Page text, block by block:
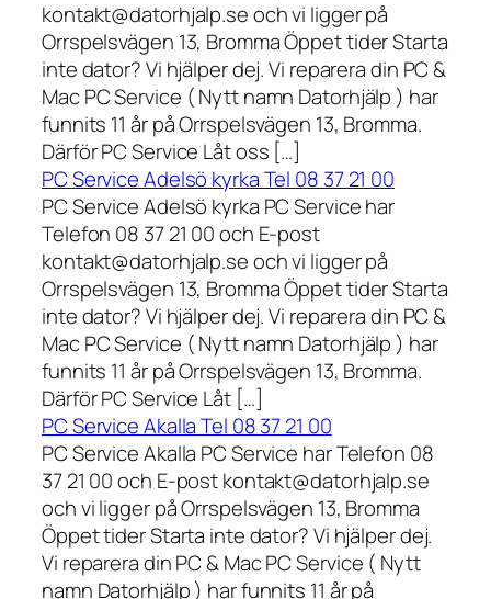
kontakt@datorhjalp.se och vi ligger på
Orrspelsvägen 13, Bromma Öppet tider Starta
inte dator? Vi hjälper dej. Vi reparera din PC &
Mac PC Service ( Nytt namn Datorhjälp ) har
funnits 11 år på Orrspelsvägen 13, Bromma.
Därför PC Service Låt oss […]
PC Service Adelsö kyrka Tel 08 37 21 00
PC Service Adelsö kyrka PC Service har
Telefon 08 37 21 00 och E-post
kontakt@datorhjalp.se och vi ligger på
Orrspelsvägen 13, Bromma Öppet tider Starta
inte dator? Vi hjälper dej. Vi reparera din PC &
Mac PC Service ( Nytt namn Datorhjälp ) har
funnits 11 år på Orrspelsvägen 13, Bromma.
Därför PC Service Låt […]
PC Service Akalla Tel 08 37 21 00
PC Service Akalla PC Service har Telefon 08
37 21 00 och E-post kontakt@datorhjalp.se
och vi ligger på Orrspelsvägen 13, Bromma
Öppet tider Starta inte dator? Vi hjälper dej.
Vi reparera din PC & Mac PC Service ( Nytt
namn Datorhjälp ) har funnits 11 år på